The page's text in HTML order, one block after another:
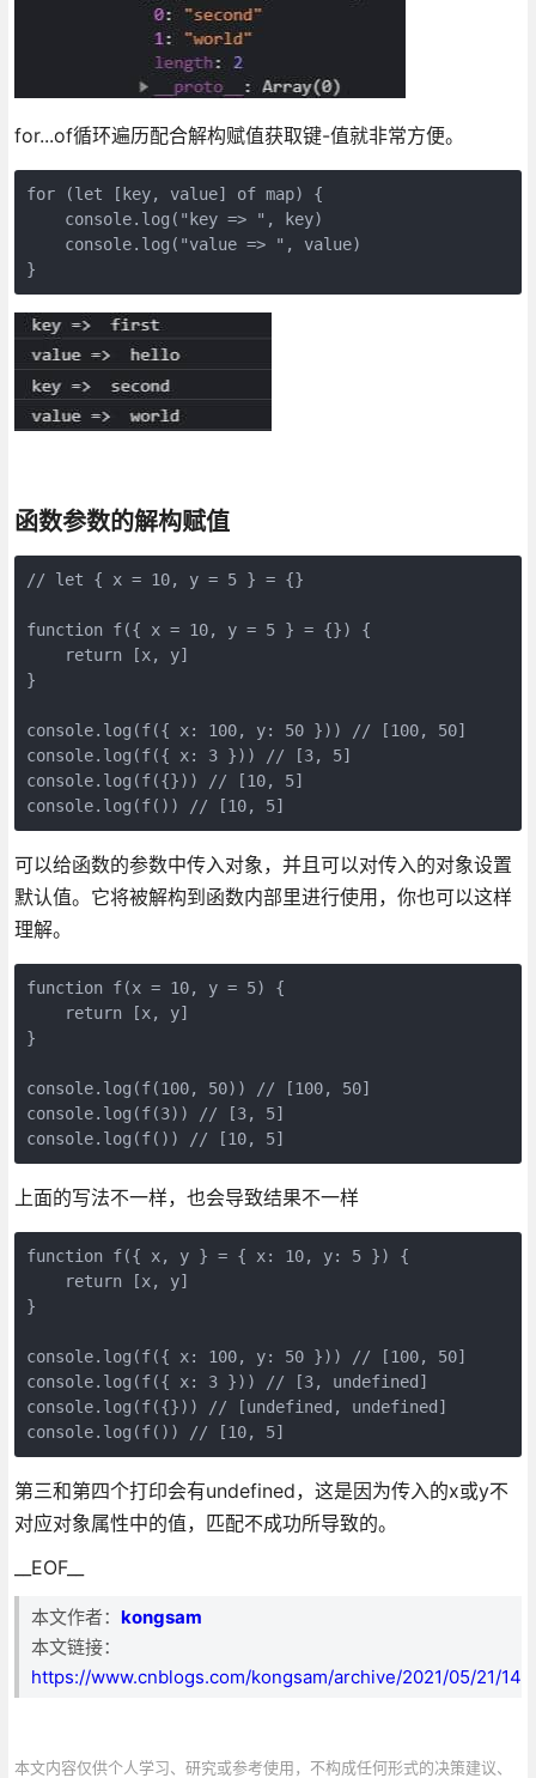
for...of循环遍历配合解构赋值获取键-值就非常方便。
for (let [key, value] of map) {
    console.log("key => ", key)
    console.log("value => ", value)
函数参数的解构赋值
// let { x = 10, y = 5 } = {}
function f({ x = 10, y = 5 } = {}) {
    return [x, y]
}
console.log(f({ x: 100, y: 50 })) // [100, 50]
console.log(f({ x: 3 })) // [3, 5]
console.log(f({})) // [10, 5]
可以给函数的参数中传入对象，并且可以对传入的对象设置
默认值。它将被解构到函数内部里进行使用，你也可以这样
理解。
function f(x = 10, y = 5) {
    return [x, y]
}
console.log(f(100, 50)) // [100, 50]
console.log(f(3)) // [3, 5]
上面的写法不一样，也会导致结果不一样
function f({ x, y } = { x: 10, y: 5 }) {
    return [x, y]
}
console.log(f({ x: 100, y: 50 })) // [100, 50]
console.log(f({ x: 3 })) // [3, undefined]
console.log(f({})) // [undefined, undefined]
第三和第四个打印会有undefined，这是因为传入的x或y不
对应对象属性中的值，匹配不成功所导致的。
__EOF__
本文作者： kongsam
本文链接：
https://www.cnblogs.com/kongsam/archive/2021/05/21/
本文内容仅供个人学习、研究或参考使用，不构成任何形式的决策建议、